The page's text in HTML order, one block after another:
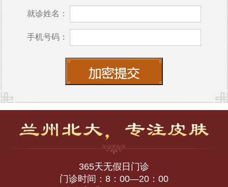
就诊姓名：
手机号码：
365天无假日门诊
门诊时间：8：00—20：00